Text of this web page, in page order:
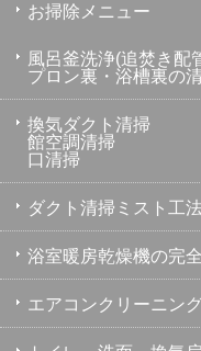
お掃除メニュー
風呂釜洗浄(追焚
プロン裏・浴槽裏の
換気ダクト清掃
館空調清掃 浴
口清掃
ダクト清掃ミスト工
浴室暖房乾燥機の完
エアコンクリーニン